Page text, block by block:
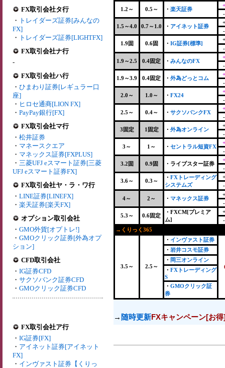
FX取引会社タ行
・ トレイダーズ証券[みんなの
FX]
・ トレイダーズ証券[LIGHTFX]
FX取引会社ナ行
-
FX取引会社ハ行
・ ひまわり証券[レギュラー口
座]
・ ヒロセ通商[LION FX]
・ PayPay銀行[FX]
FX取引会社マ行
・ 松井証券
・ マネースクエア
・ マネックス証券[FXPLUS]
・ 三菱UFJ eスマート証券[三菱
UFJ eスマート証券FX]
FX取引会社ヤ・ラ・ワ行
・ LINE証券[LINEFX]
・ 楽天証券[楽天FX]
オプション取引会社
・ GMO外貨[オプトレ!]
・ GMOクリック証券[外為オプ
ション]
CFD取引会社
・ IG証券CFD
・ サクソバンク証券CFD
・ GMOクリック証券CFD
FX取引会社ア行
・ IG証券[FX]
・ アイネット証券[アイネット
FX]
・ インヴァスト証券【くりっ
1.2～ 0.5～ ・ 楽天証券
1.5～4.0 0.7～1.0 ・ アイネット証券
1.9固 0.6固 ・ IG証券[標準]
1.9～2.5 0.4固定 ・ みんなのFX
1.9～3.9 0.4固定 ・ 外為どっとコム
2.0～ 1.0～ ・ FX24
2.5～ 0.4～ ・ サクソバンクFX
3固定 1固定 ・ 外為オンライン
3～ 1～ ・ セントラル短資FX
3.2固 0.9固 ・ライブスター証券
3.6～ 0.3～
・ FXトレーディング
システムズ
4～ 2～ ・ マネックス証券
5.3～ 0.6固定
・FXCM[プレミア
ム]
→くりっく365
3.5～ 2.5～
・ インヴァスト証券
・ 岩井コスモ証券
・ 岡三オンライン
・ FXトレーディング
S
・ GMOクリック証
券
→ 随時更新FXキャンペーン[お